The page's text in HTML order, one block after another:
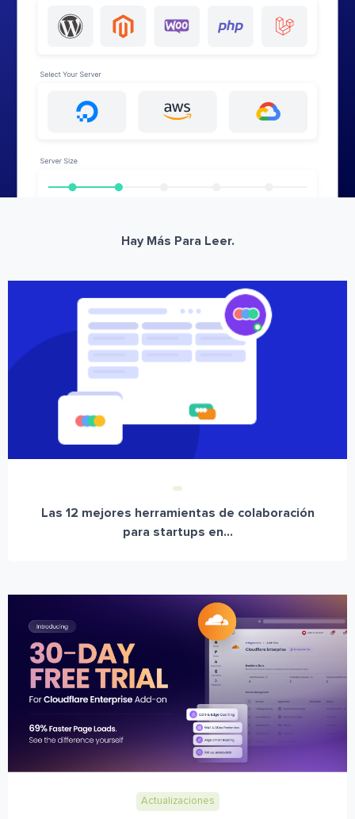
Hay Más Para Leer.
Las 12 mejores herramientas de colaboración
para startups en...
Actualizaciones